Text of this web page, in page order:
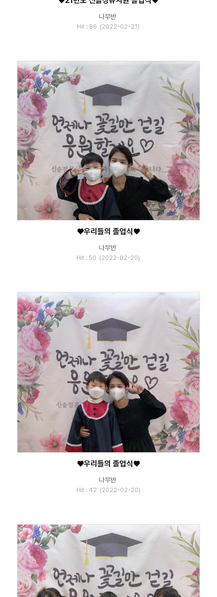
나무반
Hit : 86 (2022-02-21)
♥우리들의 졸업식♥
나무반
Hit : 50 (2022-02-20)
♥우리들의 졸업식♥
나무반
Hit : 42 (2022-02-20)